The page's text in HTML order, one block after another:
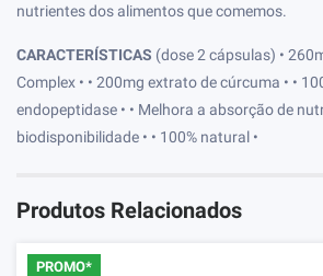
nutrientes dos alimentos que comemos.
CARACTERÍSTICAS (dose 2 cápsulas) •
Complex • • 200mg extrato de cúrcuma • •
endopeptidase • • Melhora a absorção de
biodisponibilidade • • 100% natural •
Produtos Relacionados
PROMO*